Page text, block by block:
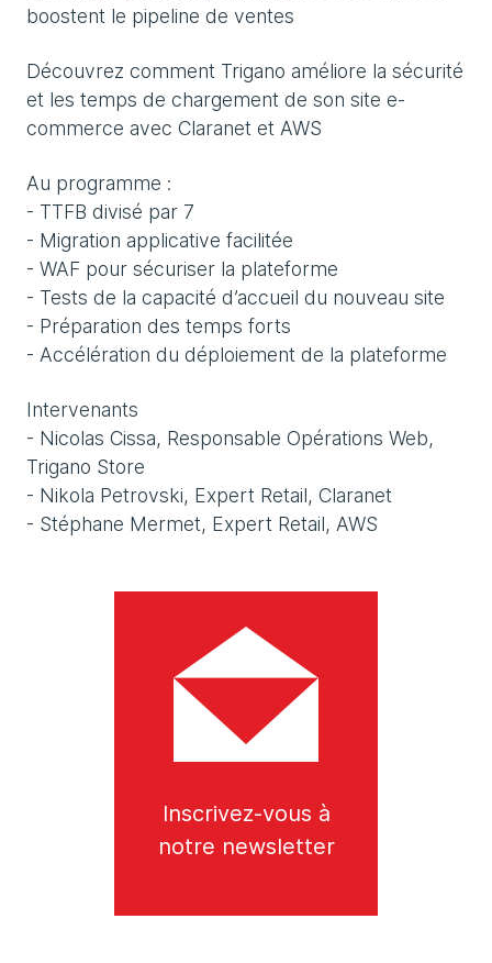
boostent le pipeline de ventes
Découvrez comment Trigano améliore la sécurité
et les temps de chargement de son site e-
commerce avec Claranet et AWS
Au programme :
- TTFB divisé par 7
- Migration applicative facilitée
- WAF pour sécuriser la plateforme
- Tests de la capacité d’accueil du nouveau site
- Préparation des temps forts
- Accélération du déploiement de la plateforme
Intervenants
- Nicolas Cissa, Responsable Opérations Web,
Trigano Store
- Nikola Petrovski, Expert Retail, Claranet
- Stéphane Mermet, Expert Retail, AWS
Inscrivez-vous à
notre newsletter